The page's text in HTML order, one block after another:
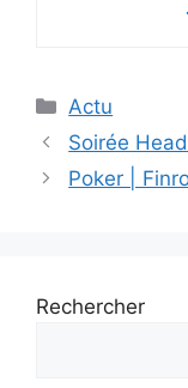
Catégories
Actu
Soirée
Poker |
Rechercher